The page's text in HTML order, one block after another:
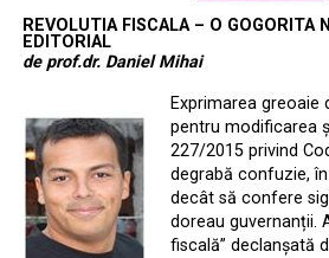
REVOLUTIA FISCALA – O GOGORITA
EDITORIAL
de prof.dr. Daniel Mihai
Exprimarea greoaie
pentru modificarea
227/2015 privind
degrabă confuzie,
decât să confere
doreau guvernanții.
fiscală” declanșată